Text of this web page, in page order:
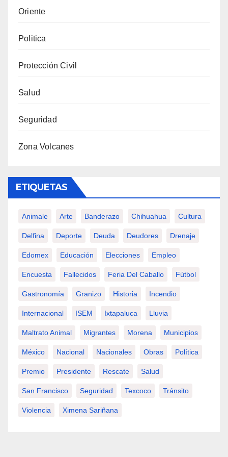
Oriente
Politica
Protección Civil
Salud
Seguridad
Zona Volcanes
ETIQUETAS
Animale Arte Banderazo Chihuahua Cultura
Delfina Deporte Deuda Deudores Drenaje
Edomex Educación Elecciones Empleo
Encuesta Fallecidos Feria Del Caballo Fútbol
Gastronomía Granizo Historia Incendio
Internacional ISEM Ixtapaluca Lluvia
Maltrato Animal Migrantes Morena Municipios
México Nacional Nacionales Obras Política
Premio Presidente Rescate Salud
San Francisco Seguridad Texcoco Tránsito
Violencia Ximena Sariñana